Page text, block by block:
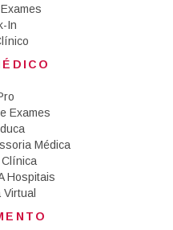
In
Exames
Médica
Hospitais
Virtual